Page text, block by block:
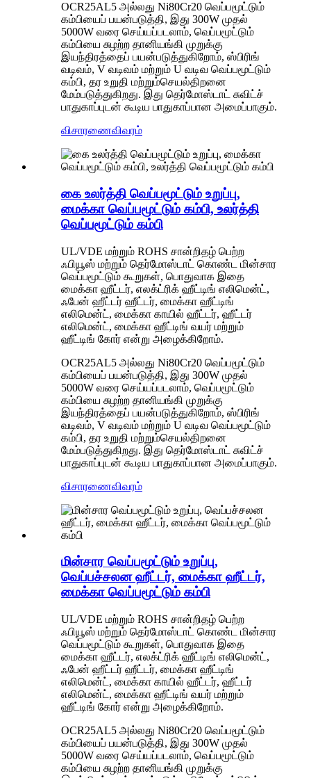
OCR25AL5 அல்லது Ni80Cr20 வெப்பமூட்டும்
கம்பியைப் பயன்படுத்தி, இது 300W முதல்
5000W வரை செய்யப்படலாம், வெப்பமூட்டும்
கம்பியை சுழற்ற தானியங்கி முறுக்கு
இயந்திரத்தைப் பயன்படுத்துகிறோம், ஸ்பிரிங்
வடிவம், V வடிவம் மற்றும் U வடிவ வெப்பமூட்டும்
கம்பி, தர உறுதி மற்றும்செயல்திறனை
மேம்படுத்துகிறது. இது தெர்மோஸ்டாட் சுவிட்ச்
பாதுகாப்புடன் கூடிய பாதுகாப்பான அமைப்பாகும்.
விசாரணைவிவரம்
கை உலர்த்தி வெப்பமூட்டும் உறுப்பு,
மைக்கா வெப்பமூட்டும் கம்பி, உலர்த்தி
வெப்பமூட்டும் கம்பி
UL/VDE மற்றும் ROHS சான்றிதழ் பெற்ற
ஃபியூஸ் மற்றும் தெர்மோஸ்டாட் கொண்ட மின்சார
வெப்பமூட்டும் கூறுகள், பொதுவாக இதை
மைக்கா ஹீட்டர், எலக்ட்ரிக் ஹீட்டிங் எலிமென்ட்,
ஃபேன் ஹீட்டர் ஹீட்டர், மைக்கா ஹீட்டிங்
எலிமென்ட், மைக்கா காயில் ஹீட்டர், ஹீட்டர்
எலிமென்ட், மைக்கா ஹீட்டிங் வயர் மற்றும்
ஹீட்டிங் கோர் என்று அழைக்கிறோம்.
OCR25AL5 அல்லது Ni80Cr20 வெப்பமூட்டும்
கம்பியைப் பயன்படுத்தி, இது 300W முதல்
5000W வரை செய்யப்படலாம், வெப்பமூட்டும்
கம்பியை சுழற்ற தானியங்கி முறுக்கு
இயந்திரத்தைப் பயன்படுத்துகிறோம், ஸ்பிரிங்
வடிவம், V வடிவம் மற்றும் U வடிவ வெப்பமூட்டும்
கம்பி, தர உறுதி மற்றும்செயல்திறனை
மேம்படுத்துகிறது. இது தெர்மோஸ்டாட் சுவிட்ச்
பாதுகாப்புடன் கூடிய பாதுகாப்பான அமைப்பாகும்.
விசாரணைவிவரம்
மின்சார வெப்பமூட்டும் உறுப்பு,
வெப்பச்சலன ஹீட்டர், மைக்கா ஹீட்டர்,
மைக்கா வெப்பமூட்டும் கம்பி
UL/VDE மற்றும் ROHS சான்றிதழ் பெற்ற
ஃபியூஸ் மற்றும் தெர்மோஸ்டாட் கொண்ட மின்சார
வெப்பமூட்டும் கூறுகள், பொதுவாக இதை
மைக்கா ஹீட்டர், எலக்ட்ரிக் ஹீட்டிங் எலிமென்ட்,
ஃபேன் ஹீட்டர் ஹீட்டர், மைக்கா ஹீட்டிங்
எலிமென்ட், மைக்கா காயில் ஹீட்டர், ஹீட்டர்
எலிமென்ட், மைக்கா ஹீட்டிங் வயர் மற்றும்
ஹீட்டிங் கோர் என்று அழைக்கிறோம்.
OCR25AL5 அல்லது Ni80Cr20 வெப்பமூட்டும்
கம்பியைப் பயன்படுத்தி, இது 300W முதல்
5000W வரை செய்யப்படலாம், வெப்பமூட்டும்
கம்பியை சுழற்ற தானியங்கி முறுக்கு